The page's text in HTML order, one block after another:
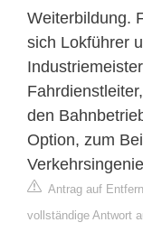
Weiterbildung.
sich Lokführer
den
Option, zum
Antrag auf
vollständige Antwort